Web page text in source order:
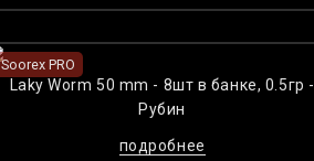
Soorex PRO
Laky Worm 50 mm - 8шт в банке, 0.5гр -
Рубин
подробнее